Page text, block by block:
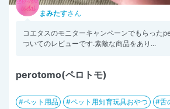
まみたすさん
コエタスのモニターキャンペーンでもらった
ついてのレビューです.素敵な商品をあり...
perotomo(ペロトモ)
ペット用品 ペット用知育玩具おやつ
舌